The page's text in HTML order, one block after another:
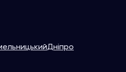
Дніпро